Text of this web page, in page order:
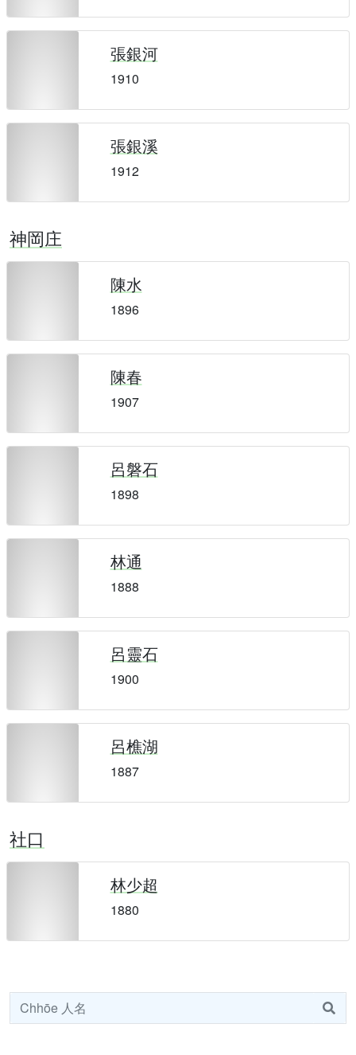
張銀河
1910
張銀溪
1912
神岡庄
陳水
1896
陳春
1907
呂磐石
1898
林通
1888
呂靈石
1900
呂樵湖
1887
社口
林少超
1880